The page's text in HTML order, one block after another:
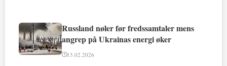
Russland nøler før fredssamtaler mens
angrep på Ukrainas energi øker
13.02.2026